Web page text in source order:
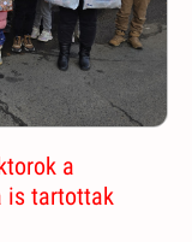
a
is tartottak